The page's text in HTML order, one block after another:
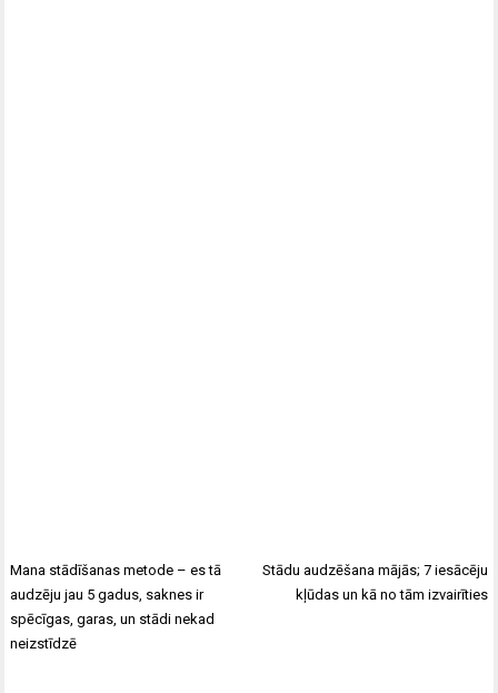
Mana stādīšanas metode – es tā
audzēju jau 5 gadus, saknes ir
spēcīgas, garas, un stādi nekad
neizstīdzē
Stādu audzēšana mājās; 7 iesācēju
kļūdas un kā no tām izvairīties